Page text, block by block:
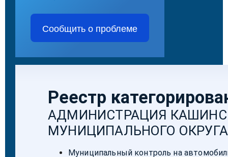
Сообщить о проблеме